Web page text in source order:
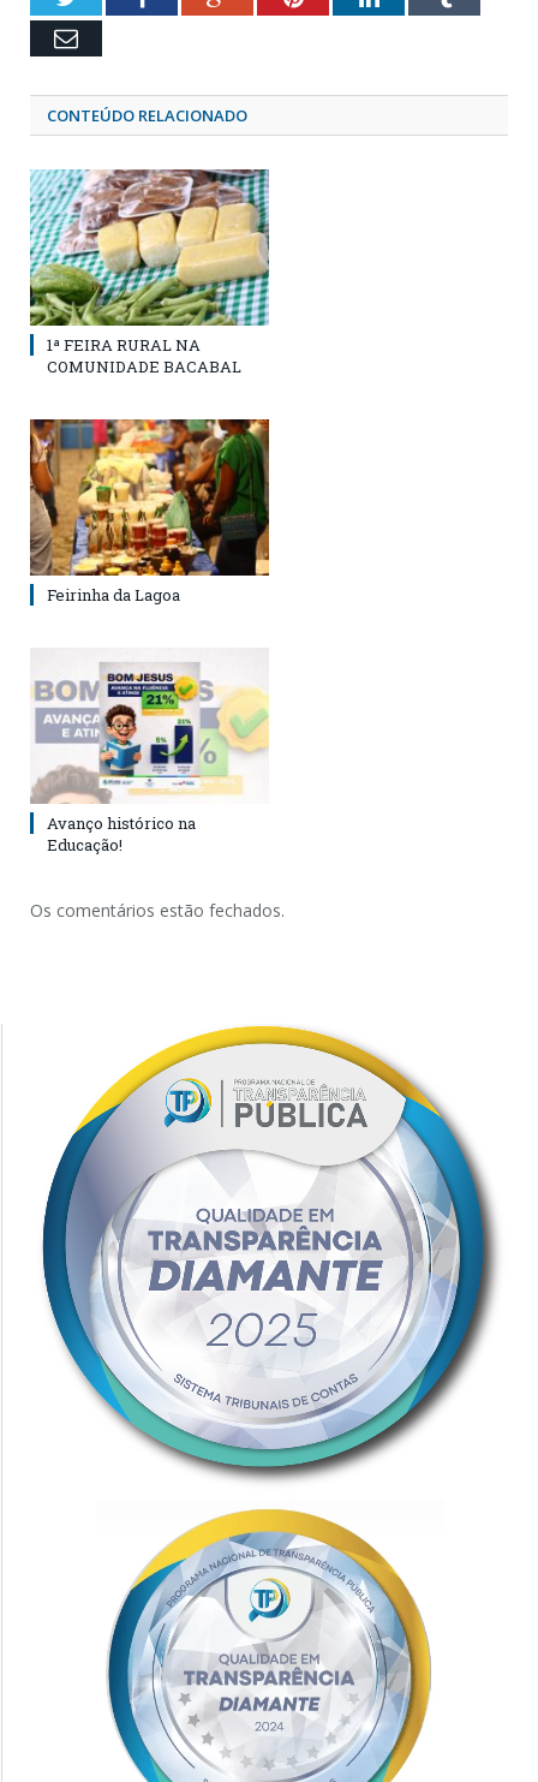
Email
CONTEÚDO RELACIONADO
1ª FEIRA RURAL NA
COMUNIDADE BACABAL
Feirinha da Lagoa
Avanço histórico na
Educação!
Os comentários estão fechados.